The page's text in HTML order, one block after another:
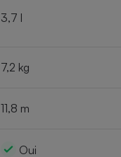
3,7 l
7,2 kg
11,8 m
Oui